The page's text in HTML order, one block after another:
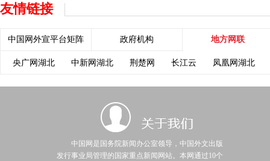
友情链接
中国网外宣平台矩阵 政府机构 地方网联
央广网湖北 中新网湖北 荆楚网 长江云 凤凰网湖北